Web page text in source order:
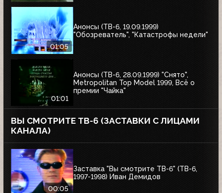
01:05
Анонсы (ТВ-6, 19.09.1999)
"Обозреватель", "Катастрофы недели"
01:01
Анонсы (ТВ-6, 28.09.1999) "Снято",
Metropolitan Top Model 1999, Всё о
премии "Чайка"
ВЫ СМОТРИТЕ ТВ-6 (ЗАСТАВКИ С ЛИЦАМИ
КАНАЛА)
00:05
Заставка "Вы смотрите ТВ-6" (ТВ-6,
1997-1998) Иван Демидов